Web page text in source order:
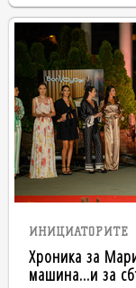
ИНИЦИАТОРИТЕ
Хроника за
машина...и за